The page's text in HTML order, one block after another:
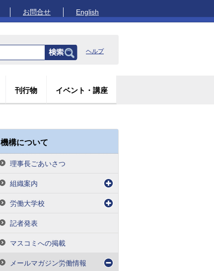
お問合せ English
ヘルプ
刊行物 イベント・講座
機構について
理事長ごあいさつ
組織案内
労働大学校
記者発表
マスコミへの掲載
メールマガジン労働情報